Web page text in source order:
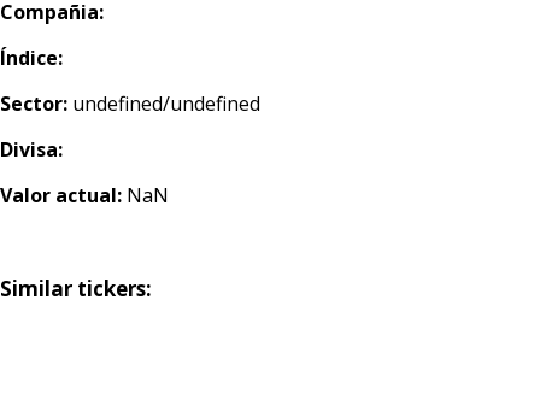
Compañia:
Índice:
Sector: undefined/undefined
Divisa:
Valor actual: NaN
Similar tickers: